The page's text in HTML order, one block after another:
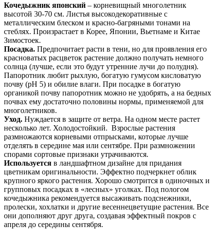
Кочедыжник японский – корневищный многолетник
высотой 30-70 см. Листья высокодекоративные с
металлическим блеском и красно-багряными тонами на
стеблях. Произрастает в Корее, Японии, Вьетнаме и Китае
Зимостоек.
Посадка. Предпочитает расти в тени, но для проявления его
красноватых расцветок растение должно получать немного
солнца (лучше, если это будут утренние лучи до полудня).
Папоротник любит рыхлую, богатую гумусом кисловатую
почву (pH 5) и обилие влаги. При посадке в богатую
органикой почву папоротник можно не удобрять, а на бедных
почвах ему достаточно половины нормы, применяемой для
многолетников.
Уход. Нуждается в защите от ветра. На одном месте растет
несколько лет. Холодостойкий. Взрослые растения
размножаются корневыми отпрысками, которые лучше
отделять в середине мая или сентябре. При размножении
спорами сортовые признаки утрачиваются.
Используется в ландшафтном дизайне для придания
цветникам оригинальности. Эффектно подчеркнет облик
крупного яркого растения. Хорошо смотрится в одиночных и
групповых посадках в «лесных» уголках. Под пологом
кочедыжника рекомендуется высаживать подснежники,
пролески, хохлатки и другие весеннецветущие растения. Все
они дополняют друг друга, создавая эффектный покров с
апреля до середины сентября.